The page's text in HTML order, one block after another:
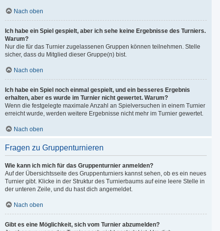
Nach oben
Ich habe ein Spiel gespielt, aber ich sehe keine Ergebnisse des Turniers.
Warum?
Nur die für das Turnier zugelassenen Gruppen können teilnehmen. Stelle
sicher, dass du Mitglied dieser Gruppe(n) bist.
Nach oben
Ich habe ein Spiel noch einmal gespielt, und ein besseres Ergebnis
erhalten, aber es wurde im Turnier nicht gewertet. Warum?
Wenn die festgelegte maximale Anzahl an Spielversuchen in einem Turnier
erreicht wurde, werden weitere Ergebnisse nicht mehr im Turnier gewertet.
Nach oben
Fragen zu Gruppenturnieren
Wie kann ich mich für das Gruppenturnier anmelden?
Auf der Übersichtsseite des Gruppenturniers kannst sehen, ob es ein neues
Turnier gibt. Klicke in der Struktur des Turnierbaums auf eine leere Stelle in
der unteren Zeile, und du hast dich angemeldet.
Nach oben
Gibt es eine Möglichkeit, sich vom Turnier abzumelden?